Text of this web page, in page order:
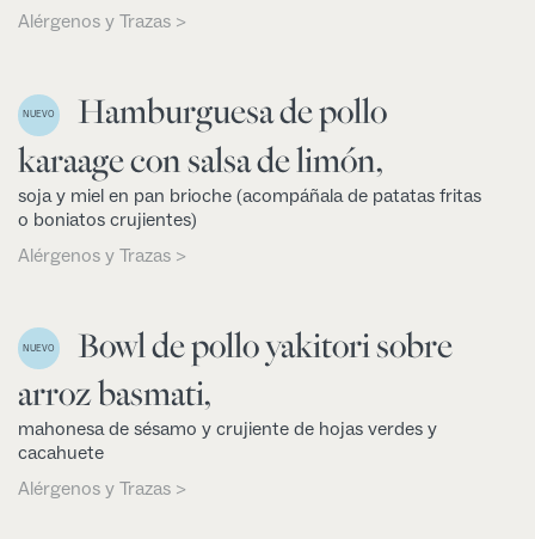
Alérgenos y Trazas >
NUEVO
Hamburguesa de pollo
karaage con salsa de limón,
soja y miel en pan brioche (acompáñala de patatas fritas
o boniatos crujientes)
Alérgenos y Trazas >
NUEVO
Bowl de pollo yakitori sobre
arroz basmati,
mahonesa de sésamo y crujiente de hojas verdes y
cacahuete
Alérgenos y Trazas >